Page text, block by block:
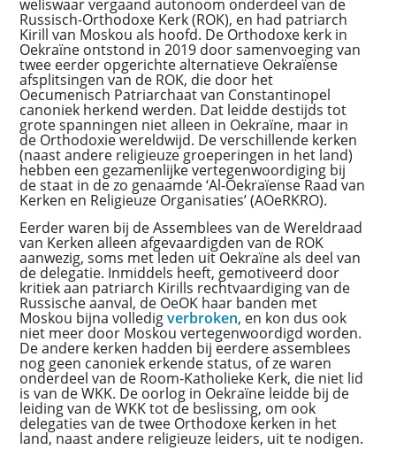
weliswaar vergaand autonoom onderdeel van de
Russisch-Orthodoxe Kerk (ROK), en had patriarch
Kirill van Moskou als hoofd. De Orthodoxe kerk in
Oekraïne ontstond in 2019 door samenvoeging van
twee eerder opgerichte alternatieve Oekraïense
afsplitsingen van de ROK, die door het
Oecumenisch Patriarchaat van Constantinopel
canoniek herkend werden. Dat leidde destijds tot
grote spanningen niet alleen in Oekraïne, maar in
de Orthodoxie wereldwijd. De verschillende kerken
(naast andere religieuze groeperingen in het land)
hebben een gezamenlijke vertegenwoordiging bij
de staat in de zo genaamde ‘Al-Oekraïense Raad van
Kerken en Religieuze Organisaties’ (AOeRKRO).
Eerder waren bij de Assemblees van de Wereldraad
van Kerken alleen afgevaardigden van de ROK
aanwezig, soms met leden uit Oekraïne als deel van
de delegatie. Inmiddels heeft, gemotiveerd door
kritiek aan patriarch Kirills rechtvaardiging van de
Russische aanval, de OeOK haar banden met
Moskou bijna volledigverbroken, en kon dus ook
niet meer door Moskou vertegenwoordigd worden.
De andere kerken hadden bij eerdere assemblees
nog geen canoniek erkende status, of ze waren
onderdeel van de Room-Katholieke Kerk, die niet lid
is van de WKK. De oorlog in Oekraïne leidde bij de
leiding van de WKK tot de beslissing, om ook
delegaties van de twee Orthodoxe kerken in het
land, naast andere religieuze leiders, uit te nodigen.